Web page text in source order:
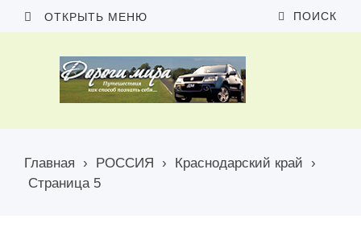
ОТКРЫТЬ МЕНЮ ПОИСК
Главная › РОССИЯ › Краснодарский край ›
Страница 5